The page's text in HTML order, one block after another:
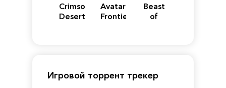
Crimson
Desert
Avatar:
Frontiers
Beast
of
Игровой торрент трекер